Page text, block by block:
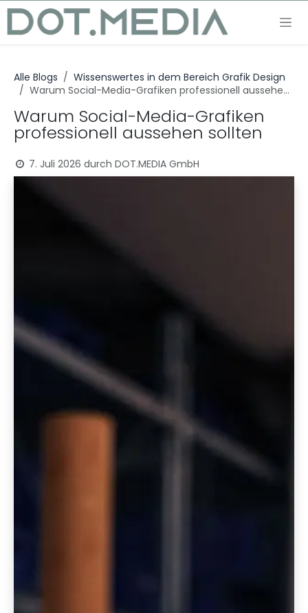
Zum Inhalt springen
Alle Blogs
Wissenswertes in dem Bereich Grafik Design
Warum Social-Media-Grafiken professionell aussehen sollten
Warum Social-Media-Grafiken
professionell aussehen sollten
7. Juli 2026 durch DOT.MEDIA GmbH